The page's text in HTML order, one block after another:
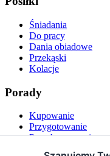
Śniadania
Do pracy
Dania obiadowe
Przekąski
Kolacje
Porady
Kupowanie
Przygotowanie
Przechowywanie